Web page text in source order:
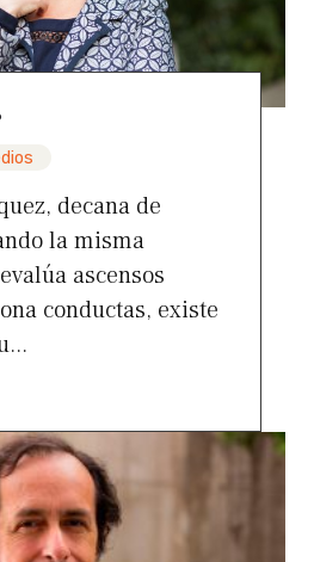
decana de
la misma
ascensos
conductas, existe